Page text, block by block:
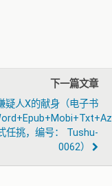
下一篇文章
疑人X的献身（电子书
任挑，编号： Tushu-
0062）